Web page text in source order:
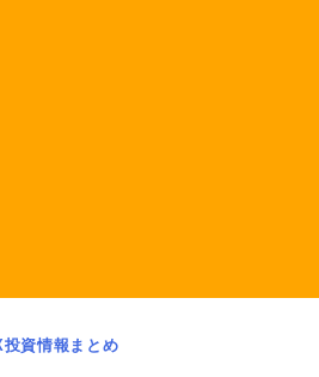
投資情報まとめ